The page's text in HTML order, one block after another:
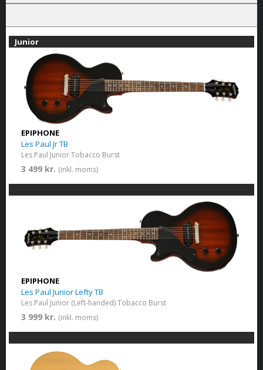
Junior
EPIPHONE
Les Paul Jr TB
Les Paul Junior Tobacco Burst
3 499 kr. (inkl. moms)
EPIPHONE
Les Paul Junior Lefty TB
Les Paul Junior (Left-handed) Tobacco Burst
3 999 kr. (inkl. moms)